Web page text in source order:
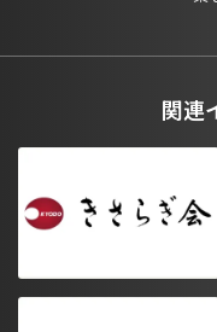
関連